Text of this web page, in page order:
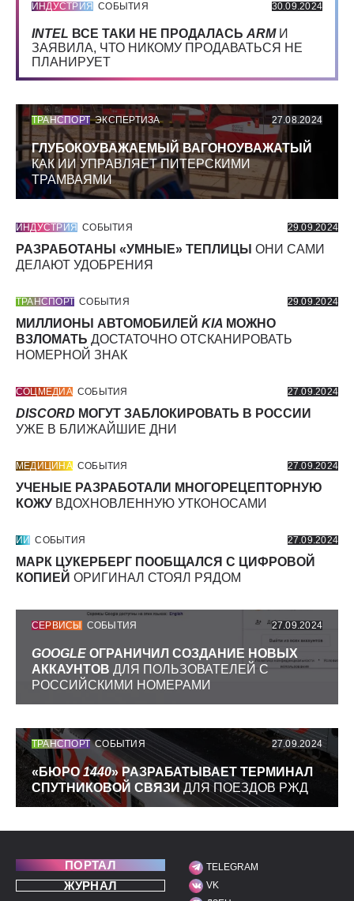
ИНДУСТРИЯ СОБЫТИЯ 30.09.2024
INTEL ВСЕ ТАКИ НЕ ПРОДАЛАСЬ ARMИ
ЗАЯВИЛА, ЧТО НИКОМУ ПРОДАВАТЬСЯ НЕ
ПЛАНИРУЕТ
ТРАНСПОРТ ЭКСПЕРТИЗА 27.08.2024
ГЛУБОКОУВАЖАЕМЫЙ ВАГОНОУВАЖАТЫЙ
КАК ИИ УПРАВЛЯЕТ ПИТЕРСКИМИ
ТРАМВАЯМИ
ИНДУСТРИЯ СОБЫТИЯ 29.09.2024
РАЗРАБОТАНЫ «УМНЫЕ» ТЕПЛИЦЫ ОНИ САМИ
ДЕЛАЮТ УДОБРЕНИЯ
ТРАНСПОРТ СОБЫТИЯ 29.09.2024
МИЛЛИОНЫ АВТОМОБИЛЕЙ KIA МОЖНО
ВЗЛОМАТЬ ДОСТАТОЧНО ОТСКАНИРОВАТЬ
НОМЕРНОЙ ЗНАК
СОЦМЕДИА СОБЫТИЯ 27.09.2024
DISCORD МОГУТ ЗАБЛОКИРОВАТЬ В РОССИИ
УЖЕ В БЛИЖАЙШИЕ ДНИ
МЕДИЦИНА СОБЫТИЯ 27.09.2024
УЧЕНЫЕ РАЗРАБОТАЛИ МНОГОРЕЦЕПТОРНУЮ
КОЖУ ВДОХНОВЛЕННУЮ УТКОНОСАМИ
ИИ СОБЫТИЯ 27.09.2024
МАРК ЦУКЕРБЕРГ ПООБЩАЛСЯ С ЦИФРОВОЙ
КОПИЕЙ ОРИГИНАЛ СТОЯЛ РЯДОМ
СЕРВИСЫ СОБЫТИЯ 27.09.2024
GOOGLE ОГРАНИЧИЛ СОЗДАНИЕ НОВЫХ
АККАУНТОВ ДЛЯ ПОЛЬЗОВАТЕЛЕЙ С
РОССИЙСКИМИ НОМЕРАМИ
ТРАНСПОРТ СОБЫТИЯ 27.09.2024
«БЮРО1440» РАЗРАБАТЫВАЕТ ТЕРМИНАЛ
СПУТНИКОВОЙ СВЯЗИ ДЛЯ ПОЕЗДОВ РЖД
ПОРТАЛ
ЖУРНАЛ
МЫ В СОЦИАЛЬНЫХ
TELEGRAM
VK